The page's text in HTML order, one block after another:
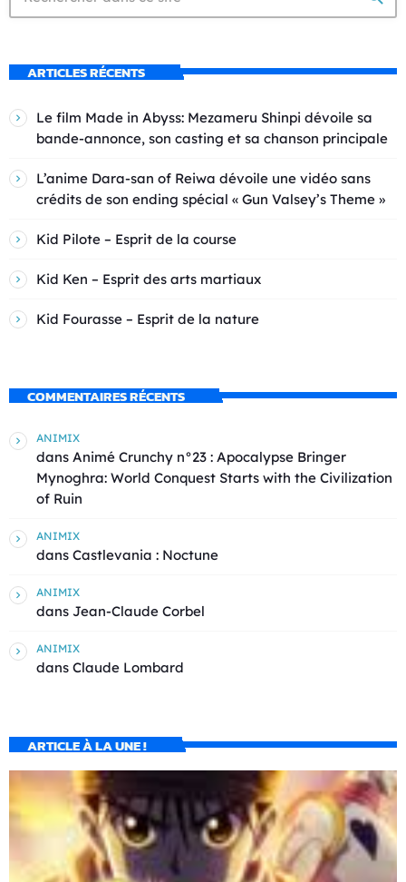
ARTICLES RÉCENTS
Le film Made in Abyss: Mezameru Shinpi dévoile sa
bande-annonce, son casting et sa chanson principale
L’anime Dara-san of Reiwa dévoile une vidéo sans
crédits de son ending spécial « Gun Valsey’s Theme »
Kid Pilote – Esprit de la course
Kid Ken – Esprit des arts martiaux
Kid Fourasse – Esprit de la nature
COMMENTAIRES RÉCENTS
ANIMIX
dans Animé Crunchy n°23 : Apocalypse Bringer
Mynoghra: World Conquest Starts with the Civilization
of Ruin
ANIMIX
dans Castlevania : Noctune
ANIMIX
dans Jean-Claude Corbel
ANIMIX
dans Claude Lombard
ARTICLE À LA UNE !